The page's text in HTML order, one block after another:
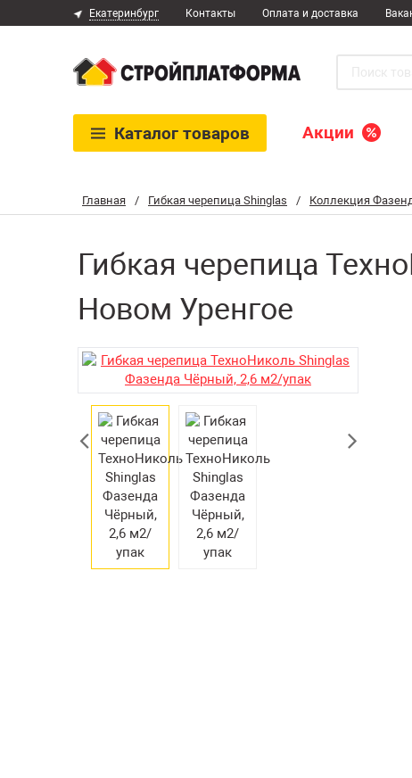
Главная / Гибкая черепица Shinglas / Коллекция
Гибкая черепица
Новом Уренгое
Екатеринбург Контакты Оплата и доставка
Каталог товаров Акции